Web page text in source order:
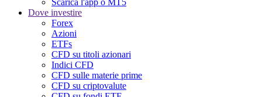
Dove investire
Forex
Azioni
ETFs
CFD su titoli azionari
Indici CFD
CFD sulle materie prime
CFD su criptovalute